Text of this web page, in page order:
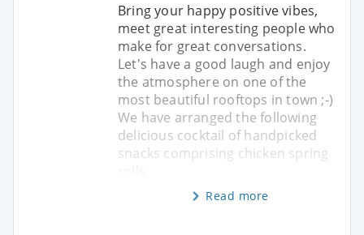
Bring your happy positive vibes,
meet great interesting people who
make for great conversations.
Let's have a good laugh and enjoy
the atmosphere on one of the
most beautiful rooftops in town ;-)
We have arranged the following
delicious cocktail of handpicked
snacks comprising chicken spring
Read more